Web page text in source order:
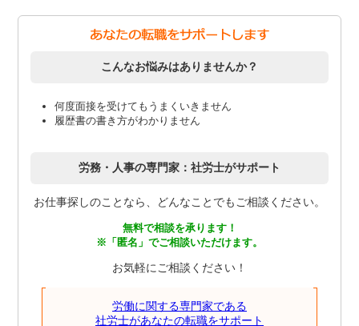
こんなお悩みはありませんか？
何度面接を受けてもうまくいきません
履歴書の書き方がわかりません
労務・人事の専門家：社労士がサポート
お仕事探しのことなら、どんなことでもご相談ください。
無料で相談を承ります！
※「匿名」でご相談いただけます。
お気軽にご相談ください！
労働に関する専門家である
社労士があなたの転職をサポート